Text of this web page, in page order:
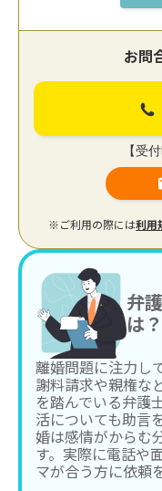
お問
【受
※ご利用の際には利用
弁
は？
離婚問題に注力し
謝料請求や親権な
を踏んでいる弁護
活についても助言
婚は感情がからむ
す。実際に電話や
マが合う方に依頼